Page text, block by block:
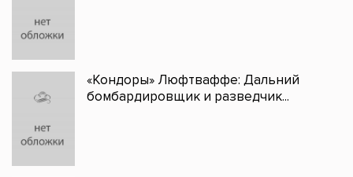
«Кондоры» Люфтваффе: Дальний
бомбардировщик и разведчик...